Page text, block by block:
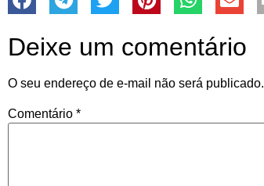
Deixe um comentário
O seu endereço de e-mail não será publicado.
Comentário *